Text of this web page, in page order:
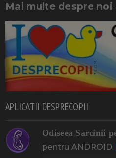
Mai multe despre noi
APLICATII DESPRECOPII
Odiseea Sarcinii
pentru ANDROID |